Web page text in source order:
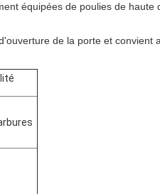
équipées de poulies de haute
de la porte et convient